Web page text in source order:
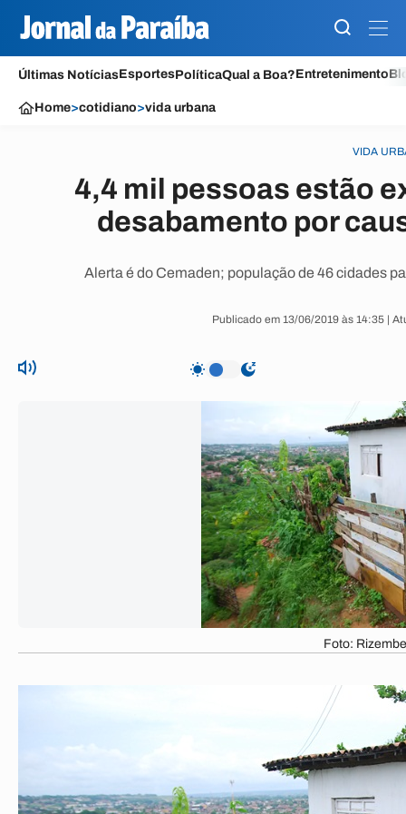
Últimas NotíciasEsportesPolíticaQual a Boa?Entretenimento
Home>cotidiano>vida urbana
VIDA
4,4 mil pessoas estão
desabamento por
Alerta é do Cemaden; população de 46 cidades
Publicado em 13/06/2019 às 14:35 |
Foto: